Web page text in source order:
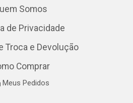
Somos
de Privacidade
Troca e Devolução
Comprar
Meus Pedidos